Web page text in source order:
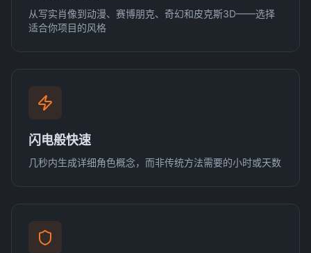
从写实肖像到动漫、赛博朋克、奇幻和皮克斯3D——选择
适合你项目的风格
闪电般快速
几秒内生成详细角色概念，而非传统方法需要的小时或天数